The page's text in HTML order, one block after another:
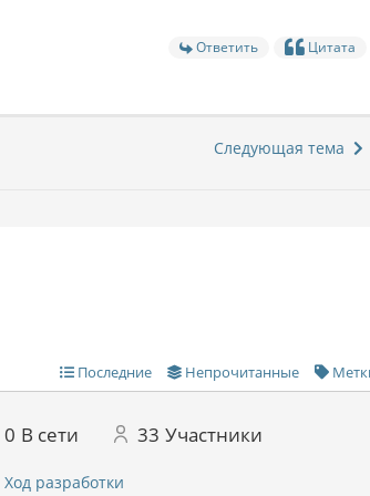
Ответить Цитата
Следующая тема
Последние Непрочитанные
0 В сети 33 Участники
Ход разработки